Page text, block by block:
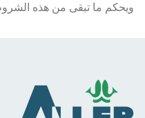
ويحكم ما تبقى من هذه